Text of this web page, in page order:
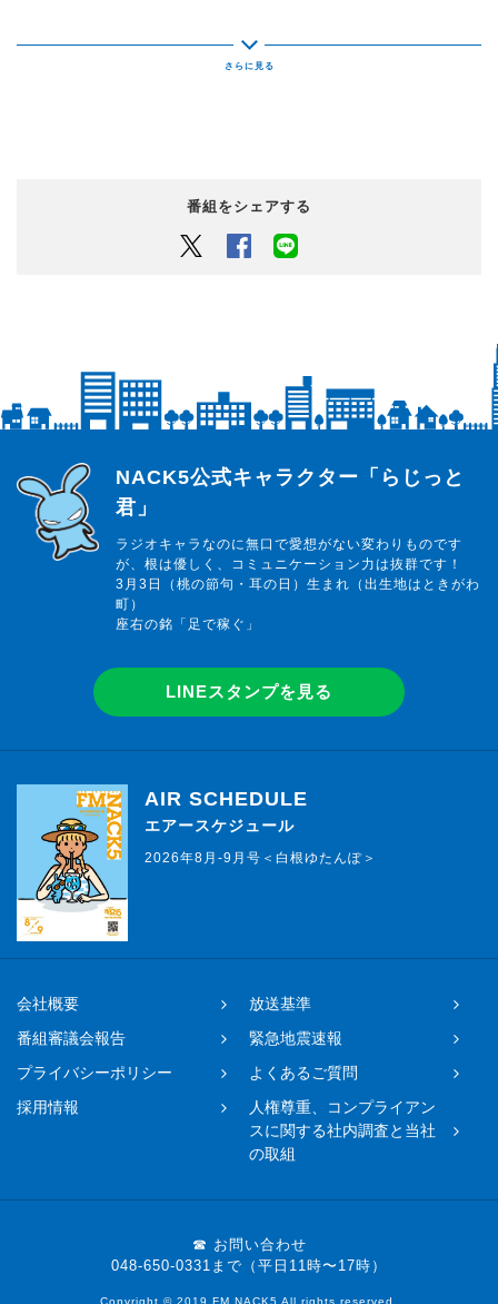
番組をシェアする
Twitter Facebook
らじっと君
NACK5公式キャラクター「らじっと
君」
ラジオキャラなのに無口で愛想がない変わりものです
が、根は優しく、コミュニケーション力は抜群です！
3月3日（桃の節句・耳の日）生まれ（出生地はときがわ
町）
座右の銘「足で稼ぐ」
LINEスタンプを見る
AIR SCHEDULE
エアースケジュール
2026年8月-9月号＜白根ゆたんぽ＞
会社概要
放送基準
番組審議会報告
緊急地震速報
プライバシーポリシー
よくあるご質問
採用情報
人権尊重、コンプライアン
スに関する社内調査と当社
の取組
☎ お問い合わせ
048-650-0331まで（平日11時〜17時）
Copyright © 2019 FM NACK5 All rights reserved.